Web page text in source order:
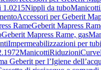
1.0215Nippli da tuboManicotti
Accessori per Geberit
RameGeberit Mapress
Geberit Mapress Rame, gas
Impermeabilizzazioni per
ManicottiRiduzioniCurve
Geberit per l’Igiene